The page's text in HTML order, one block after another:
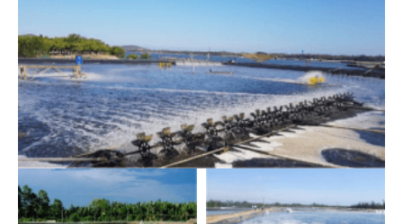
VASEP chào đón Công ty Cổ phần Thương
mại Sim Ba gia nhập...
Nhập khẩu tôm của Mỹ phục hồi trong
tháng 5/2026